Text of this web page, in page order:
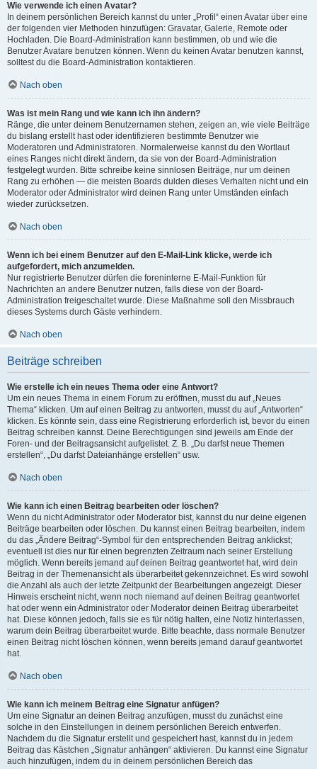
Wie verwende ich einen Avatar?
In deinem persönlichen Bereich kannst du unter „Profil“ einen Avatar über eine
der folgenden vier Methoden hinzufügen: Gravatar, Galerie, Remote oder
Hochladen. Die Board-Administration kann bestimmen, ob und wie die
Benutzer Avatare benutzen können. Wenn du keinen Avatar benutzen kannst,
solltest du die Board-Administration kontaktieren.
Nach oben
Was ist mein Rang und wie kann ich ihn ändern?
Ränge, die unter deinem Benutzernamen stehen, zeigen an, wie viele Beiträge
du bislang erstellt hast oder identifizieren bestimmte Benutzer wie
Moderatoren und Administratoren. Normalerweise kannst du den Wortlaut
eines Ranges nicht direkt ändern, da sie von der Board-Administration
festgelegt wurden. Bitte schreibe keine sinnlosen Beiträge, nur um deinen
Rang zu erhöhen — die meisten Boards dulden dieses Verhalten nicht und ein
Moderator oder Administrator wird deinen Rang unter Umständen einfach
wieder zurücksetzen.
Nach oben
Wenn ich bei einem Benutzer auf den E-Mail-Link klicke, werde ich
aufgefordert, mich anzumelden.
Nur registrierte Benutzer dürfen die foreninterne E-Mail-Funktion für
Nachrichten an andere Benutzer nutzen, falls diese von der Board-
Administration freigeschaltet wurde. Diese Maßnahme soll den Missbrauch
dieses Systems durch Gäste verhindern.
Nach oben
Beiträge schreiben
Wie erstelle ich ein neues Thema oder eine Antwort?
Um ein neues Thema in einem Forum zu eröffnen, musst du auf „Neues
Thema“ klicken. Um auf einen Beitrag zu antworten, musst du auf „Antworten“
klicken. Es könnte sein, dass eine Registrierung erforderlich ist, bevor du einen
Beitrag schreiben kannst. Deine Berechtigungen sind jeweils am Ende der
Foren- und der Beitragsansicht aufgelistet. Z. B. „Du darfst neue Themen
erstellen“, „Du darfst Dateianhänge erstellen“ usw.
Nach oben
Wie kann ich einen Beitrag bearbeiten oder löschen?
Wenn du nicht Administrator oder Moderator bist, kannst du nur deine eigenen
Beiträge bearbeiten oder löschen. Du kannst einen Beitrag bearbeiten, indem
du das „Ändere Beitrag“-Symbol für den entsprechenden Beitrag anklickst;
eventuell ist dies nur für einen begrenzten Zeitraum nach seiner Erstellung
möglich. Wenn bereits jemand auf deinen Beitrag geantwortet hat, wird dein
Beitrag in der Themenansicht als überarbeitet gekennzeichnet. Es wird sowohl
die Anzahl als auch der letzte Zeitpunkt der Bearbeitungen angezeigt. Dieser
Hinweis erscheint nicht, wenn noch niemand auf deinen Beitrag geantwortet
hat oder wenn ein Administrator oder Moderator deinen Beitrag überarbeitet
hat. Diese können jedoch, falls sie es für nötig halten, eine Notiz hinterlassen,
warum dein Beitrag überarbeitet wurde. Bitte beachte, dass normale Benutzer
einen Beitrag nicht löschen können, wenn bereits jemand darauf geantwortet
hat.
Nach oben
Wie kann ich meinem Beitrag eine Signatur anfügen?
Um eine Signatur an deinen Beitrag anzufügen, musst du zunächst eine
solche in den Einstellungen in deinem persönlichen Bereich entwerfen.
Nachdem du die Signatur erstellt und gespeichert hast, kannst du in jedem
Beitrag das Kästchen „Signatur anhängen“ aktivieren. Du kannst eine Signatur
auch hinzufügen, indem du in deinem persönlichen Bereich das